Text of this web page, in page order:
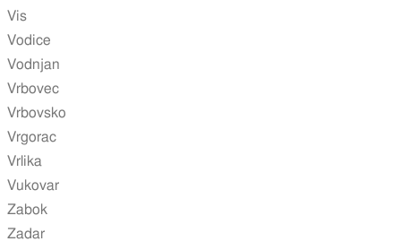
Vis
Vodice
Vodnjan
Vrbovec
Vrbovsko
Vrgorac
Vrlika
Vukovar
Zabok
Zadar